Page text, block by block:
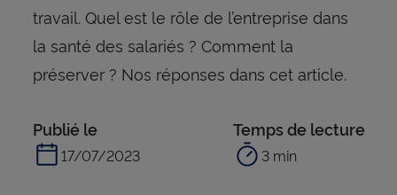
travail. Quel est le rôle de l’entreprise dans
la santé des salariés ? Comment la
préserver ? Nos réponses dans cet article.
Publié le
17/07/2023
Temps de lecture
3 min